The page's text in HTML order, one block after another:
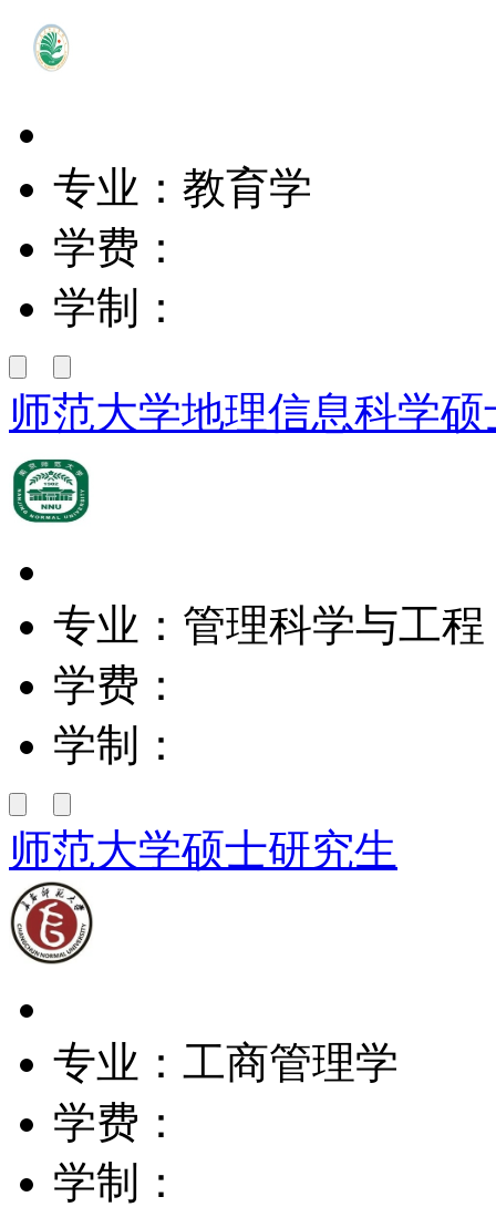
专业：教育学
学费：
学制：
师范大学地理信息科学硕
专业：管理科学与工程
学费：
学制：
师范大学硕士研究生
专业：工商管理学
学费：
学制：